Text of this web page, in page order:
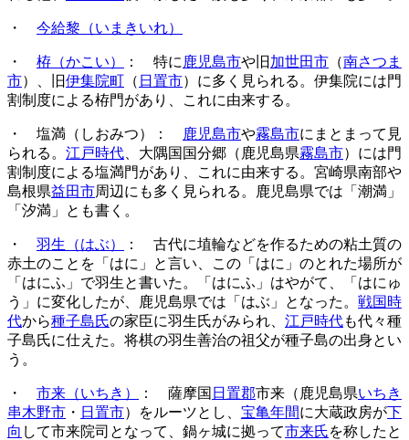
・ 今給黎（いまきいれ）
・ 栫（かこい） ： 特に 鹿児島市や旧 加世田市 （南さつま
市）、旧伊集院町 （ 日置市）に多く見られる。伊集院には門
割制度による栫門があり、これに由来する。
・ 塩満（しおみつ）： 鹿児島市や霧島市にまとまって見
られる。 江戸時代 、大隅国国分郷（鹿児島県霧島市）には門
割制度による塩満門があり、これに由来する。宮崎県南部や
島根県益田市周辺にも多く見られる。鹿児島県では「潮満」
「汐満」とも書く。
・ 羽生（はぶ）
： 古代に埴輪などを作るための粘土質の
赤土のことを「はに」と言い、この「はに」のとれた場所が
「はにふ」で羽生と書いた。「はにふ」はやがて、「はにゅ
う」に変化したが、鹿児島県では「はぶ」となった。 戦国時
代から種子島氏の家臣に羽生氏がみられ、 江戸時代も代々種
子島氏に仕えた。将棋の羽生善治の祖父が種子島の出身とい
う。
・ 市来（いちき） ： 薩摩国 日置郡市来（鹿児島県いちき
串木野市 ・ 日置市）をルーツとし、 宝亀年間に大蔵政房が下
向 して市来院司となって、鍋ヶ城に拠って市来氏を称したと